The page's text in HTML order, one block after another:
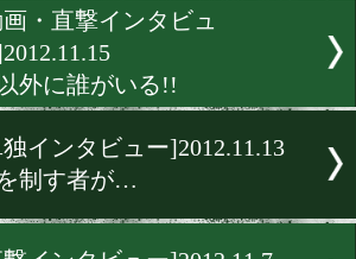
[直撃インタビュー
リングでは私が主役!!
[直撃インタビュー
ここで辞められない!!